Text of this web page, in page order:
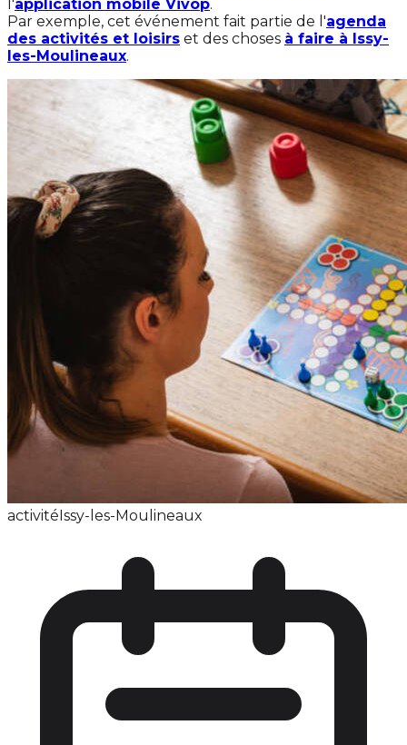
l'application mobile Vivop.
Par exemple, cet événement fait partie de l'agenda
des activités et loisirs et des choses à faire à Issy-
les-Moulineaux.
activitéIssy-les-Moulineaux